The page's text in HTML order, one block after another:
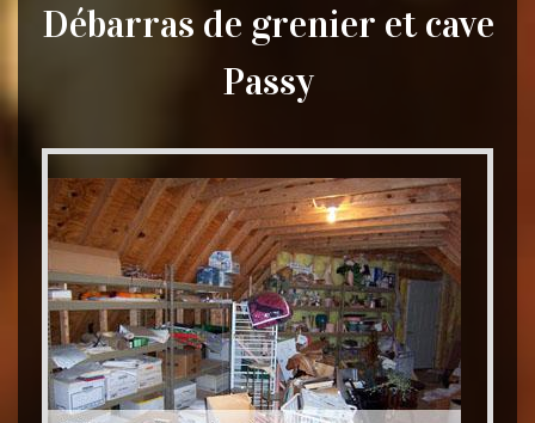
Débarras de grenier et cave
Passy